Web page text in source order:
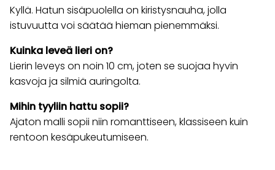
Kyllä. Hatun sisäpuolella on kiristysnauha, jolla
istuvuutta voi säätää hieman pienemmäksi.
Kuinka leveä lieri on?
Lierin leveys on noin 10 cm, joten se suojaa hyvin
kasvoja ja silmiä auringolta.
Mihin tyyliin hattu sopii?
Ajaton malli sopii niin romanttiseen, klassiseen kuin
rentoon kesäpukeutumiseen.